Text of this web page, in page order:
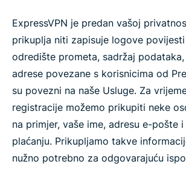
ExpressVPN je predan vašoj
prikuplja niti zapisuje logove
odredište prometa, sadržaj
adrese povezane s korisnicima od
su povezni na naše Usluge. Za
registracije možemo prikupiti neke
na primjer, vaše ime, adresu e-pošte
plaćanju. Prikupljamo takve
nužno potrebno za odgovarajuću